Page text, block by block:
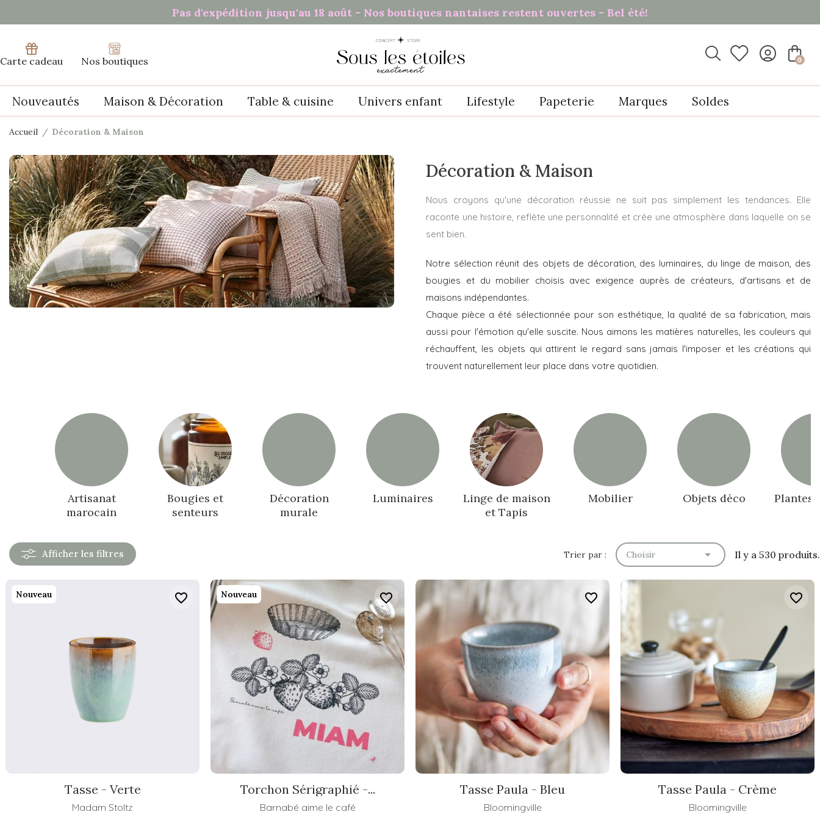
Pas d'expédition jusqu'au 18 août - Nos boutiques nantaises restent ouvertes - Bel été!
Carte cadeau Nos boutiques
 0
Nouveautés Maison & Décoration Table & cuisine Univers enfant Lifestyle Papeterie Marques Soldes
Accueil Décoration & Maison
Décoration & Maison
Nous croyons qu'une décoration réussie ne suit pas simplement les tendances. Elle
raconte une histoire, reflète une personnalité et crée une atmosphère dans laquelle on se
sent bien.
Notre sélection réunit des objets de décoration, des luminaires, du linge de maison, des
bougies et du mobilier choisis avec exigence auprès de créateurs, d'artisans et de
maisons indépendantes.
Chaque pièce a été sélectionnée pour son esthétique, la qualité de sa fabrication, mais
aussi pour l'émotion qu'elle suscite. Nous aimons les matières naturelles, les couleurs qui
réchauffent, les objets qui attirent le regard sans jamais l'imposer et les créations qui
trouvent naturellement leur place dans votre quotidien.
Artisanat
marocain
Bougies et
senteurs
Décoration
murale
Luminaires
Linge de maison
et Tapis
Mobilier Objets déco Plantes
Afficher les filtres Il y a 530 produits.
Trier par : Choisir 
Tasse - Verte
Madam Stoltz
Nouveau favorite_border
Torchon Sérigraphié -...
Barnabé aime le café
Nouveau favorite_border
Tasse Paula - Bleu
Bloomingville
favorite_border
Tasse Paula - Crème
Bloomingville
favorite_border